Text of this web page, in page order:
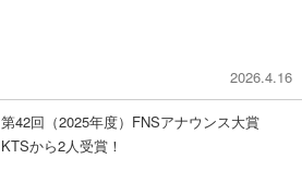
2026.4.16
第42回（2025年度）FNSアナウンス大賞
KTSから2人受賞！